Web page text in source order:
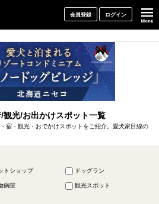
会員登録 ログイン
観光/お出かけスポット一覧
宿・観光・おでかけスポットをご紹介。愛犬家目線の
トショップ ドッグラン
病院 観光スポット